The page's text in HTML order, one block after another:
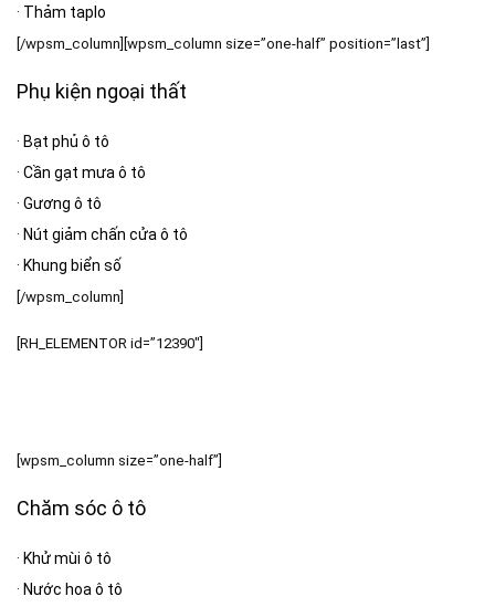
· Thảm taplo
[/wpsm_column][wpsm_column size=”one-half” position=”last”]
Phụ kiện ngoại thất
· Bạt phủ ô tô
· Cần gạt mưa ô tô
· Gương ô tô
· Nút giảm chấn cửa ô tô
· Khung biển số
[/wpsm_column]
[RH_ELEMENTOR id=”12390″]
[wpsm_column size=”one-half”]
Chăm sóc ô tô
· Khử mùi ô tô
· Nước hoa ô tô